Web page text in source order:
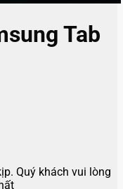
Tab
Quý khách vui lòng